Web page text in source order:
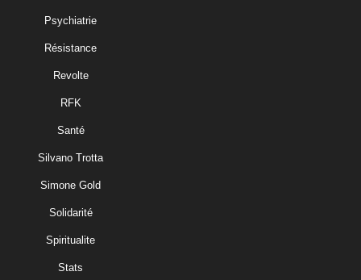
Psychiatrie
Résistance
Revolte
RFK
Santé
Silvano Trotta
Simone Gold
Solidarité
Spiritualite
Stats